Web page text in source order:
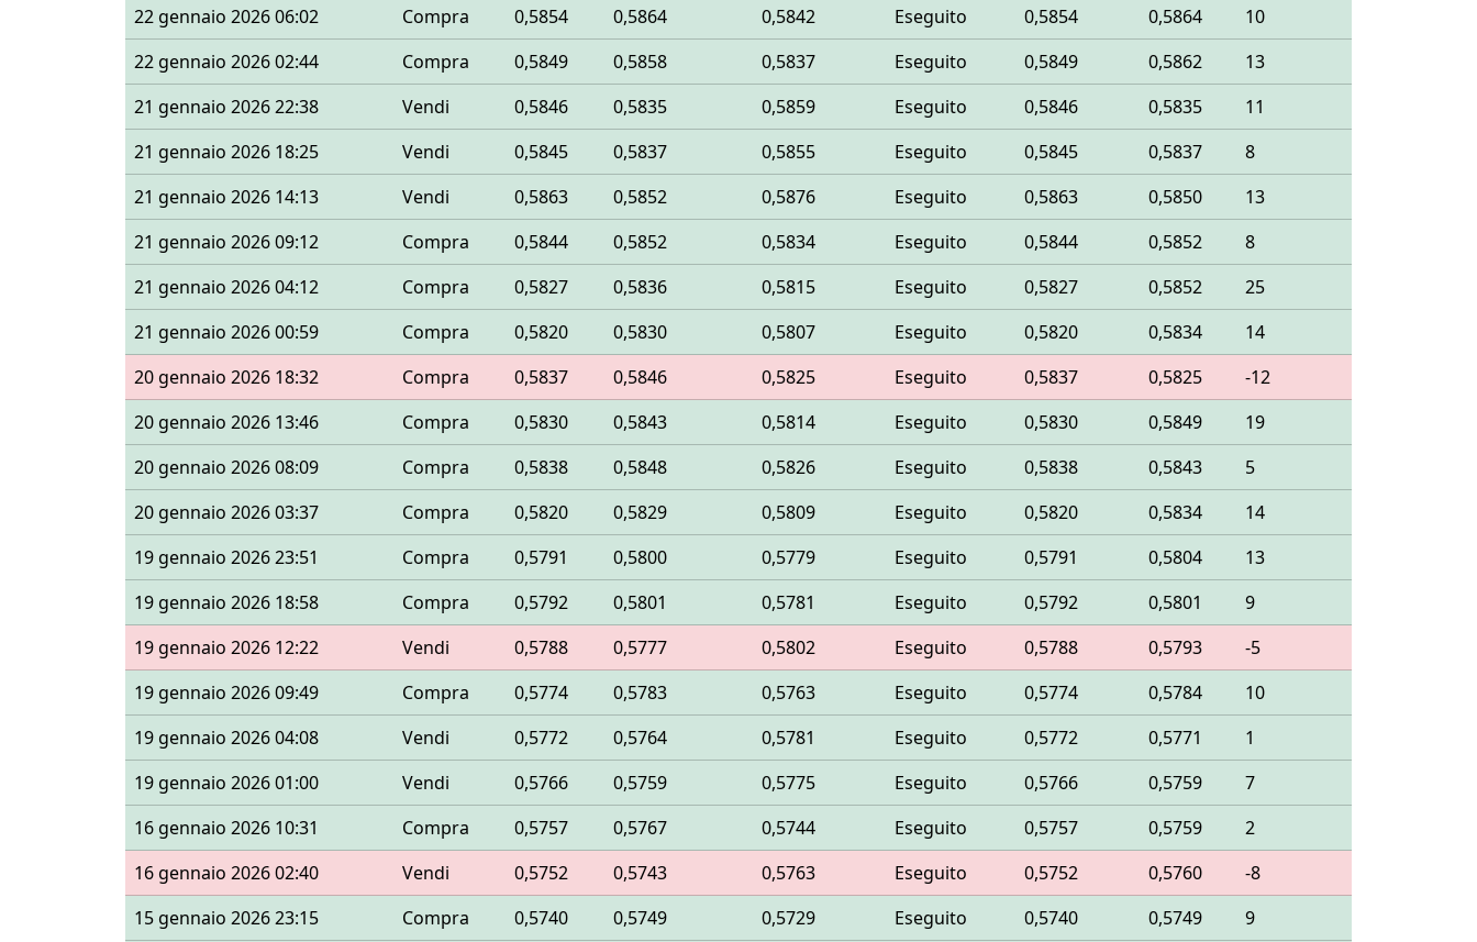
22 gennaio 2026 06:02
Compra 0,5854 0,5864 0,5842 Eseguito 0,5854 0,5864
10
22 gennaio 2026 02:44
Compra 0,5849 0,5858 0,5837 Eseguito 0,5849 0,5862
13
21 gennaio 2026 22:38
Vendi 0,5846 0,5835 0,5859 Eseguito 0,5846 0,5835
11
21 gennaio 2026 18:25
Vendi 0,5845 0,5837 0,5855 Eseguito 0,5845 0,5837
8
21 gennaio 2026 14:13
Vendi 0,5863 0,5852 0,5876 Eseguito 0,5863 0,5850
13
21 gennaio 2026 09:12
Compra 0,5844 0,5852 0,5834 Eseguito 0,5844 0,5852
8
21 gennaio 2026 04:12
Compra 0,5827 0,5836 0,5815 Eseguito 0,5827 0,5852
25
21 gennaio 2026 00:59
Compra 0,5820 0,5830 0,5807 Eseguito 0,5820 0,5834
14
20 gennaio 2026 18:32
Compra 0,5837 0,5846 0,5825 Eseguito 0,5837 0,5825
-12
20 gennaio 2026 13:46
Compra 0,5830 0,5843 0,5814 Eseguito 0,5830 0,5849
19
20 gennaio 2026 08:09
Compra 0,5838 0,5848 0,5826 Eseguito 0,5838 0,5843
5
20 gennaio 2026 03:37
Compra 0,5820 0,5829 0,5809 Eseguito 0,5820 0,5834
14
19 gennaio 2026 23:51
Compra 0,5791 0,5800 0,5779 Eseguito 0,5791 0,5804
13
19 gennaio 2026 18:58
Compra 0,5792 0,5801 0,5781 Eseguito 0,5792 0,5801
9
19 gennaio 2026 12:22
Vendi 0,5788 0,5777 0,5802 Eseguito 0,5788 0,5793
-5
19 gennaio 2026 09:49
Compra 0,5774 0,5783 0,5763 Eseguito 0,5774 0,5784
10
19 gennaio 2026 04:08
Vendi 0,5772 0,5764 0,5781 Eseguito 0,5772 0,5771
1
19 gennaio 2026 01:00
Vendi 0,5766 0,5759 0,5775 Eseguito 0,5766 0,5759
7
16 gennaio 2026 10:31
Compra 0,5757 0,5767 0,5744 Eseguito 0,5757 0,5759
2
16 gennaio 2026 02:40
Vendi 0,5752 0,5743 0,5763 Eseguito 0,5752 0,5760
-8
15 gennaio 2026 23:15
Compra 0,5740 0,5749 0,5729 Eseguito 0,5740 0,5749
9